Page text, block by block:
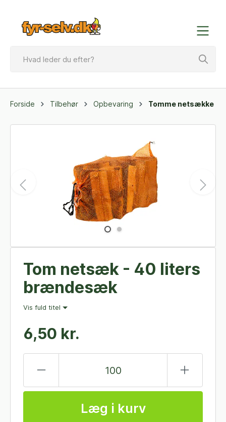
Forside Tilbehør Opbevaring Tomme netsække
Tom netsæk - 40 liters
brændesæk
Vis fuld titel
6,50 kr.
Læg i kurv